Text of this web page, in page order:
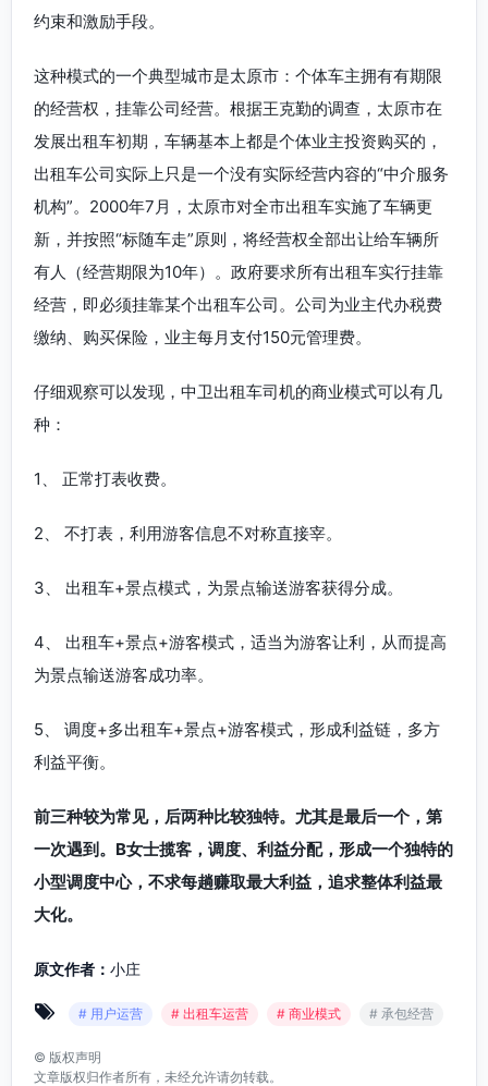
约束和激励手段。
这种模式的一个典型城市是太原市：个体车主拥有有期限
的经营权，挂靠公司经营。根据王克勤的调查，太原市在
发展出租车初期，车辆基本上都是个体业主投资购买的，
出租车公司实际上只是一个没有实际经营内容的“中介服务
机构”。2000年7月，太原市对全市出租车实施了车辆更
新，并按照“标随车走”原则，将经营权全部出让给车辆所
有人（经营期限为10年）。政府要求所有出租车实行挂靠
经营，即必须挂靠某个出租车公司。公司为业主代办税费
缴纳、购买保险，业主每月支付150元管理费。
仔细观察可以发现，中卫出租车司机的商业模式可以有几
种：
1、 正常打表收费。
2、 不打表，利用游客信息不对称直接宰。
3、 出租车+景点模式，为景点输送游客获得分成。
4、 出租车+景点+游客模式，适当为游客让利，从而提高
为景点输送游客成功率。
5、 调度+多出租车+景点+游客模式，形成利益链，多方
利益平衡。
前三种较为常见，后两种比较独特。尤其是最后一个，第
一次遇到。B女士揽客，调度、利益分配，形成一个独特的
小型调度中心，不求每趟赚取最大利益，追求整体利益最
大化。
原文作者： 小庄
# 用户运营 # 出租车运营 # 商业模式 # 承包经营
© 版权声明
文章版权归作者所有，未经允许请勿转载。